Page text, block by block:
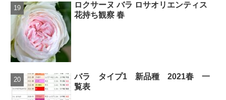
ロクサーヌ バラ ロサオリエンティス
花持ち観察 春
バラ タイプ1 新品種 2021春 一
覧表